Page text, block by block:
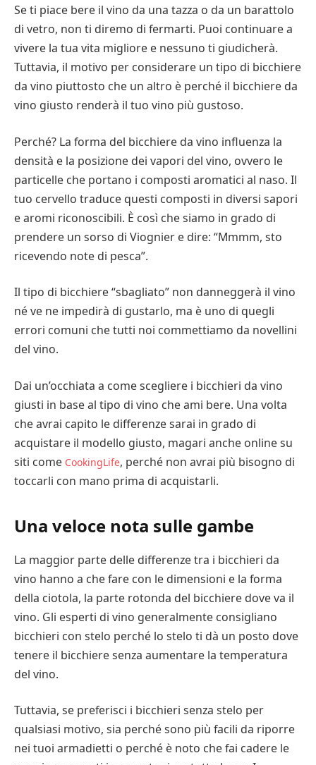
Se ti piace bere il vino da una tazza o da un barattolo
di vetro, non ti diremo di fermarti. Puoi continuare a
vivere la tua vita migliore e nessuno ti giudicherà.
Tuttavia, il motivo per considerare un tipo di bicchiere
da vino piuttosto che un altro è perché il bicchiere da
vino giusto renderà il tuo vino più gustoso.
Perché? La forma del bicchiere da vino influenza la
densità e la posizione dei vapori del vino, ovvero le
particelle che portano i composti aromatici al naso. Il
tuo cervello traduce questi composti in diversi sapori
e aromi riconoscibili. È così che siamo in grado di
prendere un sorso di Viognier e dire: “Mmmm, sto
ricevendo note di pesca”.
Il tipo di bicchiere “sbagliato” non danneggerà il vino
né ve ne impedirà di gustarlo, ma è uno di quegli
errori comuni che tutti noi commettiamo da novellini
del vino.
Dai un’occhiata a come scegliere i bicchieri da vino
giusti in base al tipo di vino che ami bere. Una volta
che avrai capito le differenze sarai in grado di
acquistare il modello giusto, magari anche online su
siti come CookingLife, perché non avrai più bisogno di
toccarli con mano prima di acquistarli.
Una veloce nota sulle gambe
La maggior parte delle differenze tra i bicchieri da
vino hanno a che fare con le dimensioni e la forma
della ciotola, la parte rotonda del bicchiere dove va il
vino. Gli esperti di vino generalmente consigliano
bicchieri con stelo perché lo stelo ti dà un posto dove
tenere il bicchiere senza aumentare la temperatura
del vino.
Tuttavia, se preferisci i bicchieri senza stelo per
qualsiasi motivo, sia perché sono più facili da riporre
nei tuoi armadietti o perché è noto che fai cadere le